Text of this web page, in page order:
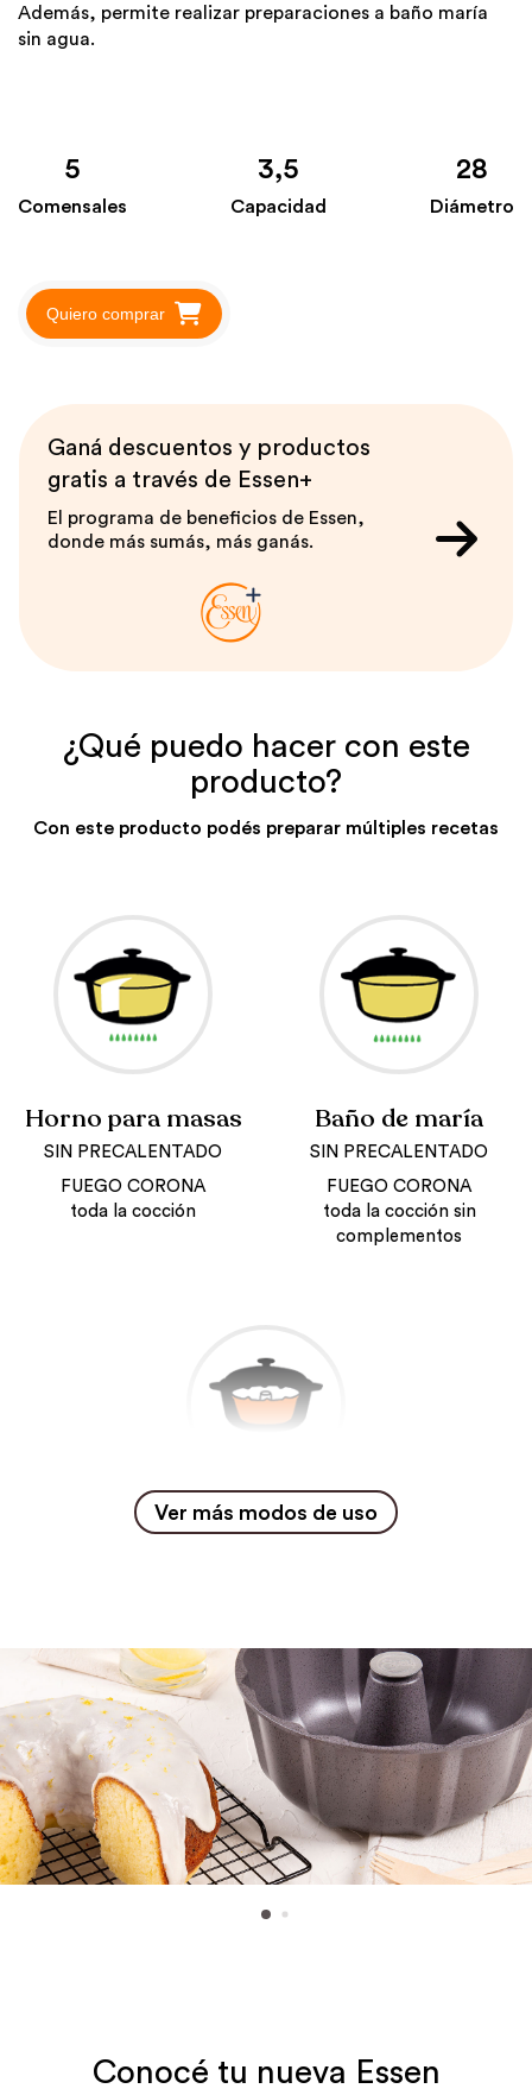
Además, permite realizar preparaciones a baño maría
sin agua.
5
Comensales
3,5
Capacidad
28
Diámetro
Quiero comprar
Ganá descuentos y productos
gratis a través de Essen+
El programa de beneficios de Essen,
donde más sumás, más ganás.
¿Qué puedo hacer con este
producto?
Con este producto podés preparar múltiples recetas
Horno para masas
SIN PRECALENTADO
FUEGO CORONA
toda la cocción
Baño de maría
SIN PRECALENTADO
FUEGO CORONA
toda la cocción sin
complementos
Baño de maría
complementos
Ver más información sobre
las funciones Essen
Ver más modos de uso
Conocé tu nueva Essen